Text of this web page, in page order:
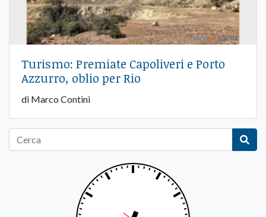
Turismo: Premiate Capoliveri e Porto
Azzurro, oblio per Rio
di Marco Contini